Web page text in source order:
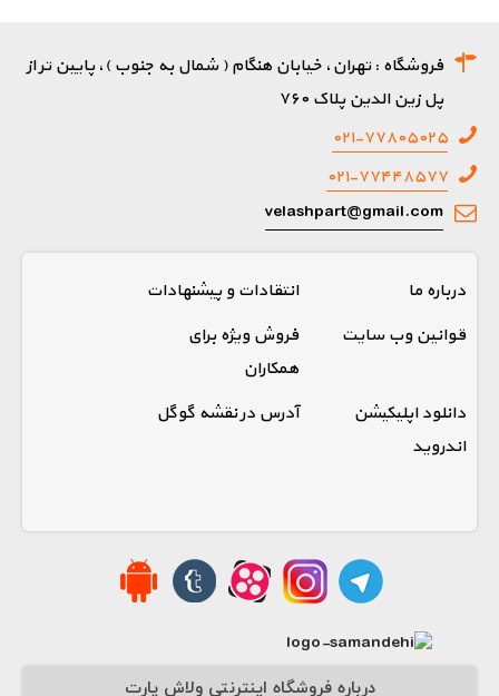
فروشگاه : تهران، خیابان هنگام ( شمال به جنوب )، پایین تر از
پل زین الدین پلاک ۷۶۰
۰۲۱-۷۷۸۰۵۰۲۵
۰۲۱-۷۷۴۴۸۵۷۷
velashpart@gmail.com
درباره ما
انتقادات و پیشنهادات
قوانین وب سایت
فروش ویژه برای
همکاران
دانلود اپلیکیشن
اندروید
آدرس در نقشه گوگل
درباره فروشگاه اینترنتی ولاش پارت